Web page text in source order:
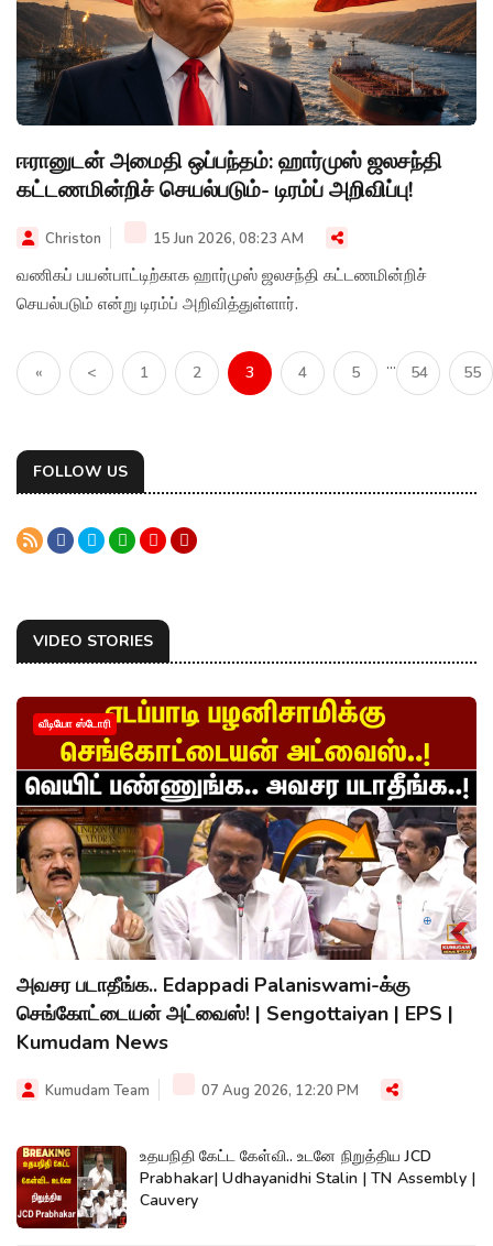
ஈரானுடன் அமைதி ஒப்பந்தம்: ஹார்முஸ் ஜலசந்தி
கட்டணமின்றிச் செயல்படும்- டிரம்ப் அறிவிப்பு!
Christon 15 Jun 2026, 08:23 AM
வணிகப் பயன்பாட்டிற்காக ஹார்முஸ் ஜலசந்தி கட்டணமின்றிச்
செயல்படும் என்று டிரம்ப் அறிவித்துள்ளார்.
« < 1 2 3 4 5 ... 54 55
FOLLOW US
VIDEO STORIES
வீடியோ ஸ்டோரி
அவசர படாதீங்க.. Edappadi Palaniswami-க்கு
செங்கோட்டையன் அட்வைஸ்! | Sengottaiyan | EPS |
Kumudam News
Kumudam Team 07 Aug 2026, 12:20 PM
உதயநிதி கேட்ட கேள்வி.. உடனே நிறுத்திய JCD
Prabhakar| Udhayanidhi Stalin | TN Assembly |
Cauvery